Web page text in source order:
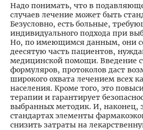
Надо понимать, что в
случаев лечение может быть
Безусловно, есть больные,
индивидуального подхода при
Но, по имеющимся данным, они
деесятую часть пациентов,
медицинской помощи. Введение
формуляров, протоколов даст
широкого охвата лечением всех
населения. Кроме того, это
терапии и гарантирует
выбранных методик. И, наконец,
стандартах элементы
снизить затраты на